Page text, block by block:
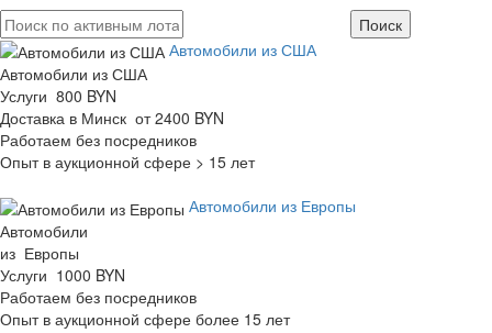
Автомобили из США
Автомобили из США
Услуги 800 BYN
Доставка в Минск от 2400 BYN
Работаем без посредников
Опыт в аукционной сфере > 15 лет
Автомобили из Европы
Автомобили
из Европы
Услуги 1000 BYN
Работаем без посредников
Опыт в аукционной сфере более 15 лет